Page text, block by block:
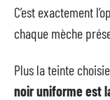
C’est exactement
chaque mèche
Plus la teinte
noir uniforme est